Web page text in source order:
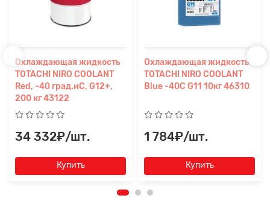
Охлаждающая жидкость
TOTACHI NIRO COOLANT
Red, -40 град.иC, G12+,
200 кг 43122
34 332₽/шт.
Купить
Охлаждающая жидкость
TOTACHI NIRO COOLANT
Blue -40C G11 10кг 46310
1 784₽/шт.
Купить